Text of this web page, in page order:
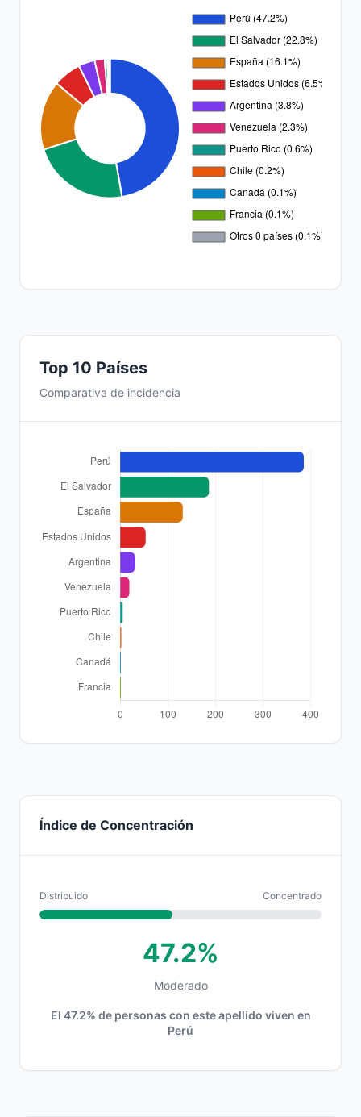
Top 10 Países
Comparativa de incidencia
Índice de Concentración
Distribuido Concentrado
47.2%
Moderado
El 47.2% de personas con este apellido viven en
Perú